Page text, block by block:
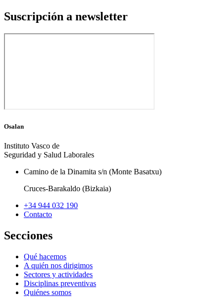
Suscripción a newsletter
Osalan
Instituto Vasco de
Seguridad y Salud Laborales
Camino de la Dinamita s/n (Monte Basatxu)
Cruces-Barakaldo (Bizkaia)
+34 944 032 190
Contacto
Secciones
Qué hacemos
A quién nos dirigimos
Sectores y actividades
Disciplinas preventivas
Quiénes somos